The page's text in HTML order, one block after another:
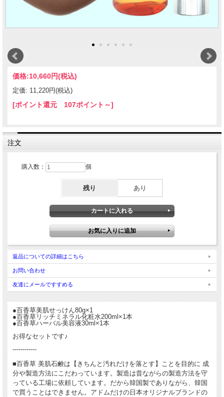
価格:10,660円(税込)
定価: 11,220円(税込)
[ポイント還元 107ポイント～]
注文
購入数： 個
残り あり
返品についての詳細はこちら
お問い合わせ
友達にメールですすめる
●百香草美肌せっけん80g×1
●百香草リッチミネラル化粧水200ml×1本
●百香草ハーバル美容液30ml×1本
お得なセットです♪
------------
■百香草 美肌石鹸は【きちんと汚れだけを落とす】ことを目的に 成
分や製造方法にこだわっています。製造は昔ながらの製造方法を守
っている工場に依頼しています。だから韓国製でありながら、韓国
で買うことはできません。アドムだけの日本オリジナルブランドの